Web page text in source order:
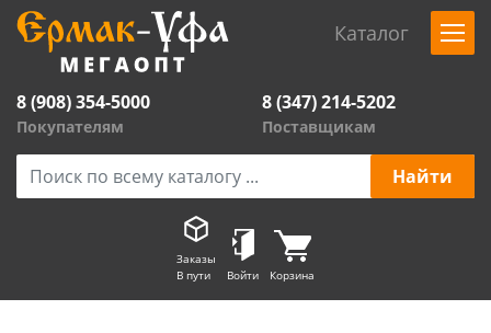
Каталог
8 (908) 354-5000
Покупателям
8 (347) 214-5202
Поставщикам
Заказы
В пути
Войти Корзина